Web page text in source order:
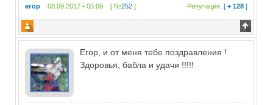
егор 08.09.2017 • 05:09 [ №252 ] Репутация: [+ 128 ]
Егор, и от меня тебе поздравления !
Здоровья, бабла и удачи !!!!!